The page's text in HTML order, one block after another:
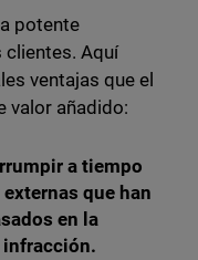
potente
clientes. Aquí
ventajas que el
valor añadido:
a tiempo
que han
en la
infracción.